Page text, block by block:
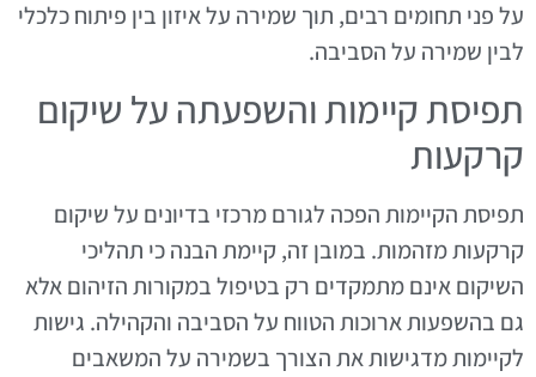
על פני תחומים רבים, תוך שמירה על איזון בין פיתוח כלכלי
לבין שמירה על הסביבה.
תפיסת קיימות והשפעתה על שיקום
קרקעות
תפיסת הקיימות הפכה לגורם מרכזי בדיונים על שיקום
קרקעות מזהמות. במובן זה, קיימת הבנה כי תהליכי
השיקום אינם מתמקדים רק בטיפול במקורות הזיהום אלא
גם בהשפעות ארוכות הטווח על הסביבה והקהילה. גישות
לקיימות מדגישות את הצורך בשמירה על המשאבים